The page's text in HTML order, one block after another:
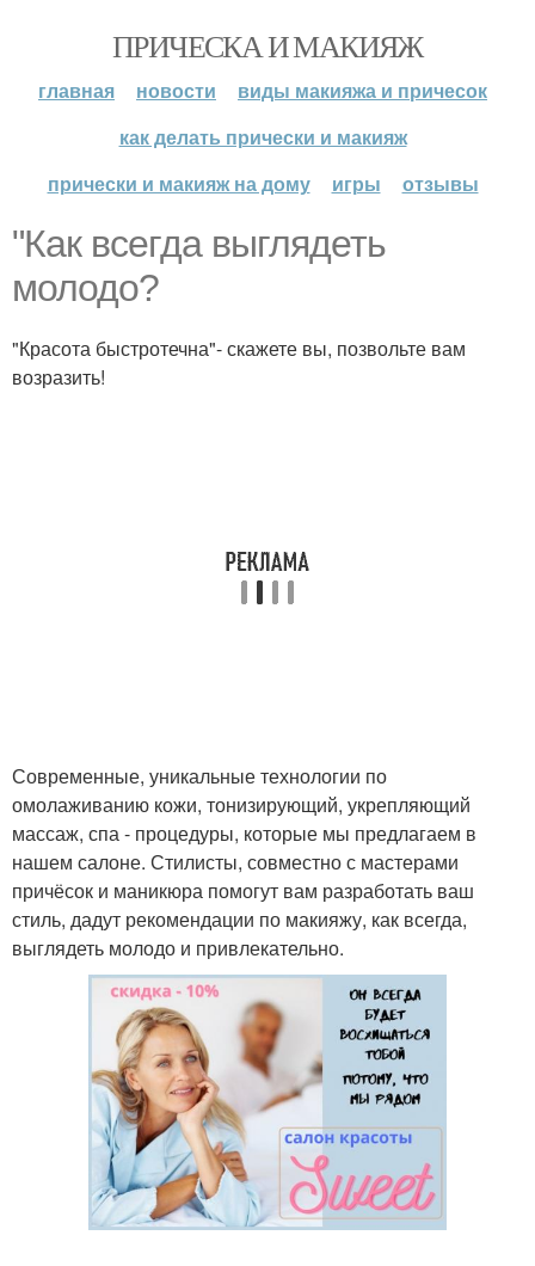
ПРИЧЕСКА И МАКИЯЖ
главная новости
виды макияжа и причесок
как делать прически и макияж
прически и макияж на дому
игры отзывы
"Как всегда выглядеть
молодо?
"Красота быстротечна"- скажете вы, позвольте вам
возразить!
Современные, уникальные технологии по
омолаживанию кожи, тонизирующий, укрепляющий
массаж, спа - процедуры, которые мы предлагаем в
нашем салоне. Стилисты, совместно с мастерами
причёсок и маникюра помогут вам разработать ваш
стиль, дадут рекомендации по макияжу, как всегда,
выглядеть молодо и привлекательно.